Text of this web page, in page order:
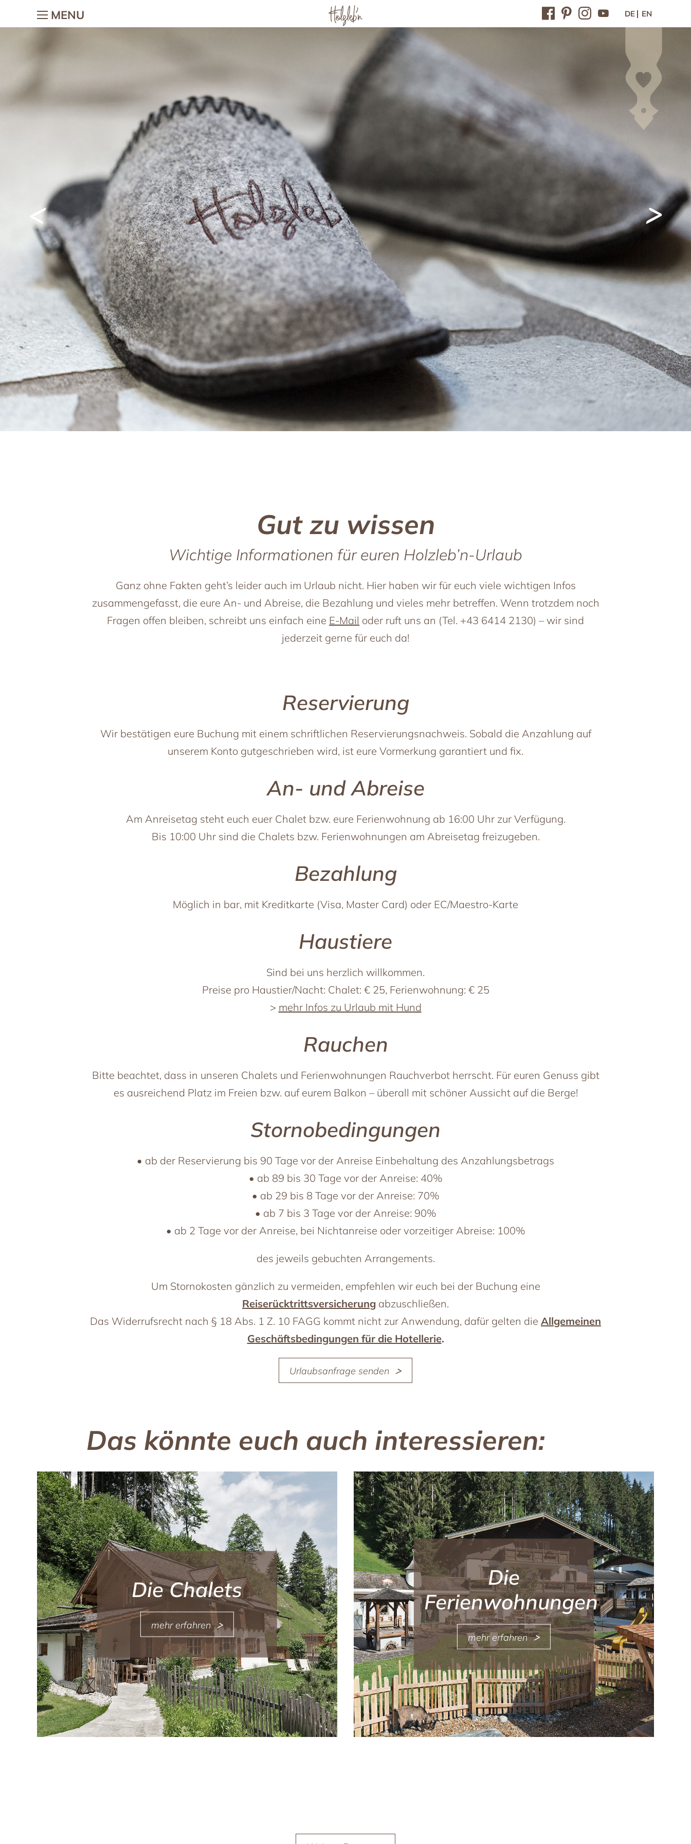
MENU DE EN
Das Feriendorf
Chalets
Die Chalets
Ausstattung & Leistungen
Preisliste
Ferienwohnungen
Die Ferienwohnungen
Ausstattung & Leistungen
Preisliste
Kinderabenteuer
Streichelzoo
Reiten & Kutschenfahrten
Woodis Welt
Malvorlagen für Kinder
Urlaub zu zweit
Romantikurlaub
Urlaub mit Freunden
Gemeinsamzeit
Urlaub mit Hund
Ferien mit ‚Wau‘-Faktor
Aktuelles & Angebote
Aktuelles & Last-Minute
Angebote & Pauschalen
Wellness & Fitness
Wellness im Chalet
Wellnessbereich
Kulinarik
Waldpicknick
Rezepte
Aktiv
Großarl im Sommer
Großarl im Winter
Bauernherbst
Bergadvent
Ausflugsziele
Kontakt & Anfahrt
Online-Buchung
Gutscheine
Newsletter
Presse
Jobs im Feriendorf
< >
Gut zu wissen
Wichtige Informationen für euren Holzleb’n-Urlaub
Ganz ohne Fakten geht’s leider auch im Urlaub nicht. Hier haben wir für euch viele wichtigen Infos
zusammengefasst, die eure An- und Abreise, die Bezahlung und vieles mehr betreffen. Wenn trotzdem noch
Fragen offen bleiben, schreibt uns einfach eine E-Mail oder ruft uns an (Tel. +43 6414 2130) – wir sind
jederzeit gerne für euch da!
Reservierung
Wir bestätigen eure Buchung mit einem schriftlichen Reservierungsnachweis. Sobald die Anzahlung auf
unserem Konto gutgeschrieben wird, ist eure Vormerkung garantiert und fix.
An- und Abreise
Am Anreisetag steht euch euer Chalet bzw. eure Ferienwohnung ab 16:00 Uhr zur Verfügung.
Bis 10:00 Uhr sind die Chalets bzw. Ferienwohnungen am Abreisetag freizugeben.
Bezahlung
Möglich in bar, mit Kreditkarte (Visa, Master Card) oder EC/Maestro-Karte
Haustiere
Sind bei uns herzlich willkommen.
Preise pro Haustier/Nacht: Chalet: € 25, Ferienwohnung: € 25
> mehr Infos zu Urlaub mit Hund
Rauchen
Bitte beachtet, dass in unseren Chalets und Ferienwohnungen Rauchverbot herrscht. Für euren Genuss gibt
es ausreichend Platz im Freien bzw. auf eurem Balkon – überall mit schöner Aussicht auf die Berge!
Stornobedingungen
• ab der Reservierung bis 90 Tage vor der Anreise Einbehaltung des Anzahlungsbetrags
• ab 89 bis 30 Tage vor der Anreise: 40%
• ab 29 bis 8 Tage vor der Anreise: 70%
• ab 7 bis 3 Tage vor der Anreise: 90%
• ab 2 Tage vor der Anreise, bei Nichtanreise oder vorzeitiger Abreise: 100%
des jeweils gebuchten Arrangements.
Um Stornokosten gänzlich zu vermeiden, empfehlen wir euch bei der Buchung eine
Reiserücktrittsversicherung abzuschließen.
Das Widerrufsrecht nach § 18 Abs. 1 Z. 10 FAGG kommt nicht zur Anwendung, dafür gelten die Allgemeinen
Geschäftsbedingungen für die Hotellerie.
Urlaubsanfrage senden
Das könnte euch auch interessieren:
Die Chalets
mehr erfahren
Die
Ferienwohnungen
mehr erfahren